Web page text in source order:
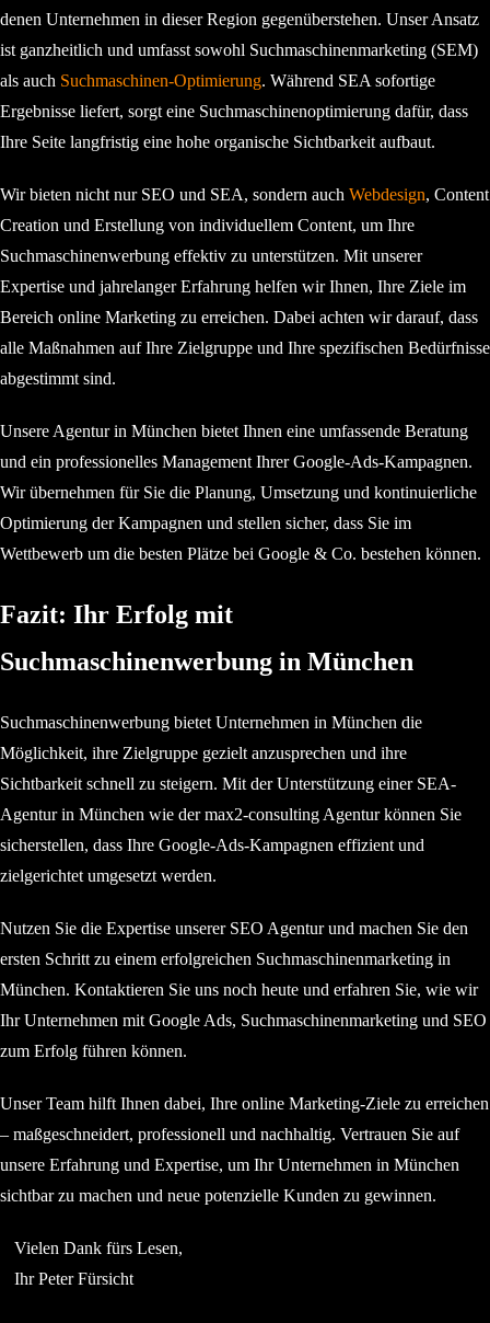
denen Unternehmen in dieser Region gegenüberstehen. Unser Ansatz
ist ganzheitlich und umfasst sowohl Suchmaschinenmarketing (SEM)
als auch Suchmaschinen-Optimierung. Während SEA sofortige
Ergebnisse liefert, sorgt eine Suchmaschinenoptimierung dafür, dass
Ihre Seite langfristig eine hohe organische Sichtbarkeit aufbaut.
Wir bieten nicht nur SEO und SEA, sondern auch Webdesign, Content
Creation und Erstellung von individuellem Content, um Ihre
Suchmaschinenwerbung effektiv zu unterstützen. Mit unserer
Expertise und jahrelanger Erfahrung helfen wir Ihnen, Ihre Ziele im
Bereich online Marketing zu erreichen. Dabei achten wir darauf, dass
alle Maßnahmen auf Ihre Zielgruppe und Ihre spezifischen Bedürfnisse
abgestimmt sind.
Unsere Agentur in München bietet Ihnen eine umfassende Beratung
und ein professionelles Management Ihrer Google-Ads-Kampagnen.
Wir übernehmen für Sie die Planung, Umsetzung und kontinuierliche
Optimierung der Kampagnen und stellen sicher, dass Sie im
Wettbewerb um die besten Plätze bei Google & Co. bestehen können.
Fazit: Ihr Erfolg mit
Suchmaschinenwerbung in München
Suchmaschinenwerbung bietet Unternehmen in München die
Möglichkeit, ihre Zielgruppe gezielt anzusprechen und ihre
Sichtbarkeit schnell zu steigern. Mit der Unterstützung einer SEA-
Agentur in München wie der max2-consulting Agentur können Sie
sicherstellen, dass Ihre Google-Ads-Kampagnen effizient und
zielgerichtet umgesetzt werden.
Nutzen Sie die Expertise unserer SEO Agentur und machen Sie den
ersten Schritt zu einem erfolgreichen Suchmaschinenmarketing in
München. Kontaktieren Sie uns noch heute und erfahren Sie, wie wir
Ihr Unternehmen mit Google Ads, Suchmaschinenmarketing und SEO
zum Erfolg führen können.
Unser Team hilft Ihnen dabei, Ihre online Marketing-Ziele zu erreichen
– maßgeschneidert, professionell und nachhaltig. Vertrauen Sie auf
unsere Erfahrung und Expertise, um Ihr Unternehmen in München
sichtbar zu machen und neue potenzielle Kunden zu gewinnen.
Vielen Dank fürs Lesen,
Ihr Peter Fürsicht